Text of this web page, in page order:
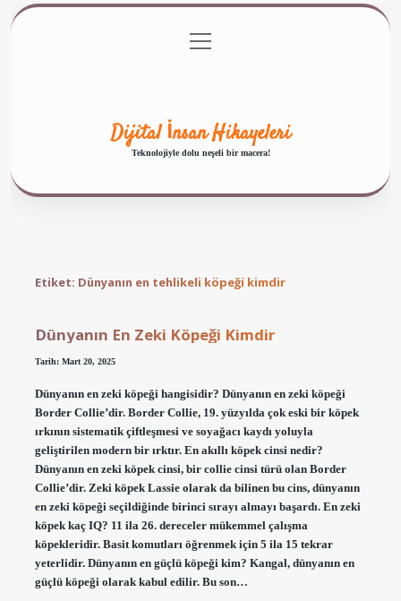
Gizlilik Politikası
menüyü
aç
Dijital İnsan Hikayeleri
Teknolojiyle dolu neşeli bir macera!
Etiket: Dünyanın en tehlikeli köpeği kimdir
Dünyanın En Zeki Köpeği Kimdir
Tarih: Mart 20, 2025
Dünyanın en zeki köpeği hangisidir? Dünyanın en zeki köpeği
Border Collie’dir. Border Collie, 19. yüzyılda çok eski bir köpek
ırkının sistematik çiftleşmesi ve soyağacı kaydı yoluyla
geliştirilen modern bir ırktır. En akıllı köpek cinsi nedir?
Dünyanın en zeki köpek cinsi, bir collie cinsi türü olan Border
Collie’dir. Zeki köpek Lassie olarak da bilinen bu cins, dünyanın
en zeki köpeği seçildiğinde birinci sırayı almayı başardı. En zeki
köpek kaç IQ? 11 ila 26. dereceler mükemmel çalışma
köpekleridir. Basit komutları öğrenmek için 5 ila 15 tekrar
yeterlidir. Dünyanın en güçlü köpeği kim? Kangal, dünyanın en
güçlü köpeği olarak kabul edilir. Bu son…